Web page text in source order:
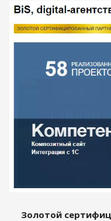
Золотой